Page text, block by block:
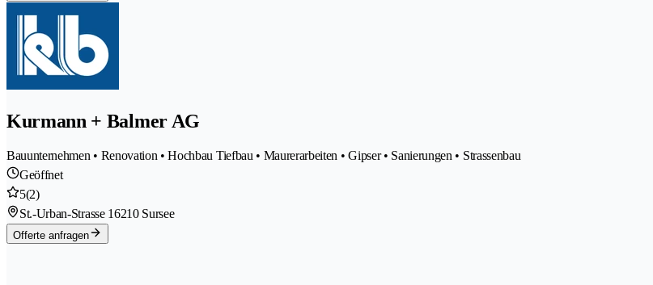
Kurmann + Balmer AG
Bauunternehmen • Renovation • Hochbau Tiefbau • Maurerarbeiten • Gipser • Sanierungen • Strassenbau
Geöffnet
5(2)
St.-Urban-Strasse 16210 Sursee
Offerte anfragen